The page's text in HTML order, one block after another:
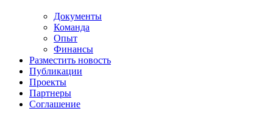
Документы
Команда
Опыт
Финансы
Разместить новость
Публикации
Проекты
Партнеры
Соглашение